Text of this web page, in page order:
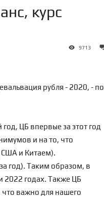
курс
9713
рубля - 2020, - по
год, ЦБ впервые за этот год
и на то, что
США и Китаем).
год). Таким образом, в
2022 годах. Также ЦБ
что важно для нашего